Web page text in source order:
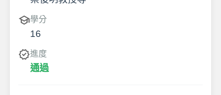
school學分
16
verified進度
通過